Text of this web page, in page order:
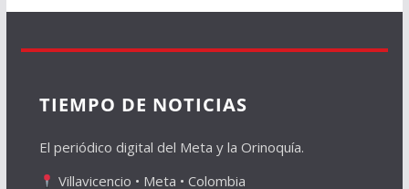
TIEMPO DE NOTICIAS
El periódico digital del Meta y la Orinoquía.
Villavicencio • Meta • Colombia